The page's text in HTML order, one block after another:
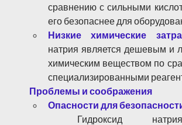
сравнению с сильными
его безопаснее для
Низкие химические
натрия является дешевым и
химическим веществом по
специализированными
Проблемы и соображения
Опасности для